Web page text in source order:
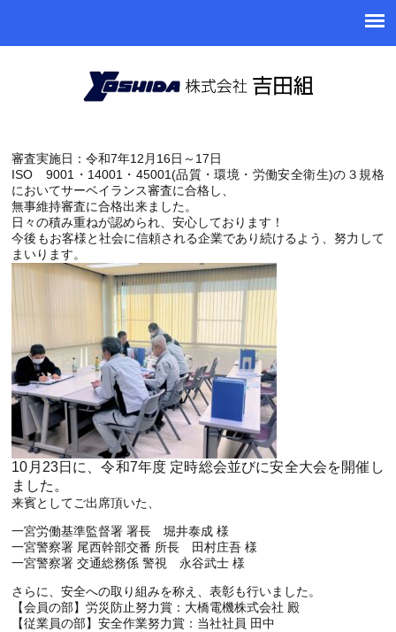
審査実施日：令和7年12月16日～17日
ISO 9001・14001・45001(品質・環境・労働安全衛生)の３規格
においてサーベイランス審査に合格し、
無事維持審査に合格出来ました。
日々の積み重ねが認められ、安心しております！
今後もお客様と社会に信頼される企業であり続けるよう、努力して
まいります。
10月23日に、令和7年度 定時総会並びに安全大会を開催し
ました。
来賓としてご出席頂いた、
一宮労働基準監督署 署長 堀井泰成 様
一宮警察署 尾西幹部交番 所長 田村庄吾 様
一宮警察署 交通総務係 警視 永谷武士 様
さらに、安全への取り組みを称え、表彰も行いました。
【会員の部】労災防止努力賞：大橋電機株式会社 殿
【従業員の部】安全作業努力賞：当社社員 田中